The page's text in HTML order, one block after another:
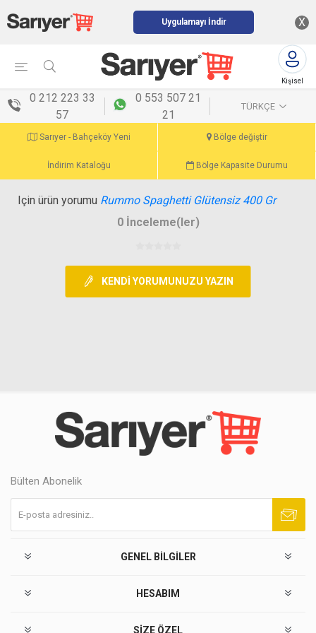
Uygulamayı İndir X
Kişisel
0 212 223 33
57
0 553 507 21
21
TÜRKÇE
Sarıyer - Bahçeköy Yeni Bölge değiştir
İndirim Kataloğu Bölge Kapasite Durumu
Için ürün yorumu Rummo Spaghetti Glütensiz 400 Gr
0 İnceleme(ler)
KENDI YORUMUNUZU YAZIN
Bülten Abonelik
GENEL BILGILER
HESABIM
SIZE ÖZEL